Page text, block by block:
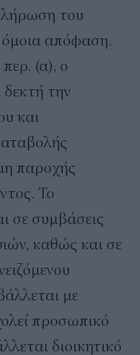
του
όμοια απόφαση.
(α), ο
την
και
παροχής
To
σε συμβάσεις
καθώς και σε
με
προσωπικό
διοικητικό